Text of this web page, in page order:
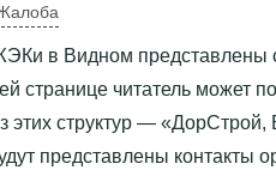
в Видном представлены
странице читатель может
структур — «‎ДорСтрой,
представлены контакты